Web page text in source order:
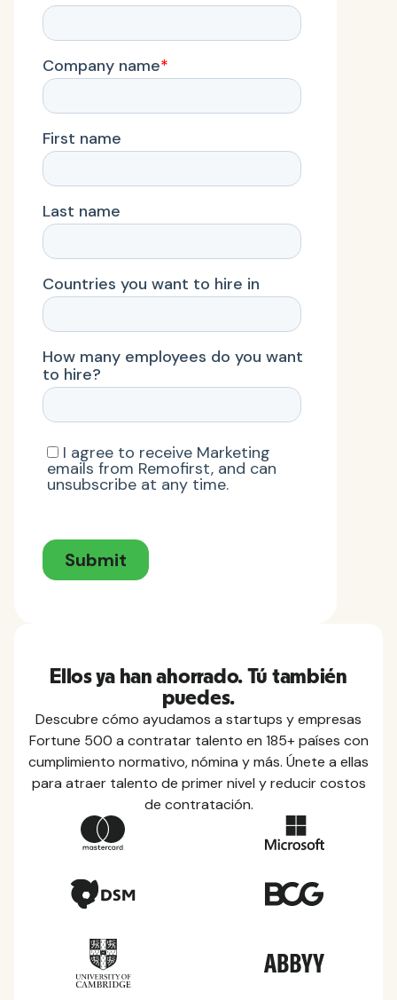
Ellos ya han ahorrado. Tú también
puedes.
Descubre cómo ayudamos a startups y empresas
Fortune 500 a contratar talento en 185+ países con
cumplimiento normativo, nómina y más. Únete a ellas
para atraer talento de primer nivel y reducir costos
de contratación.